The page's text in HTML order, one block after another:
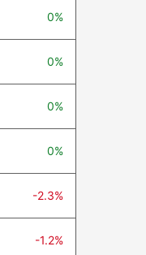
0%
0%
0%
0%
-2.3%
-1.2%